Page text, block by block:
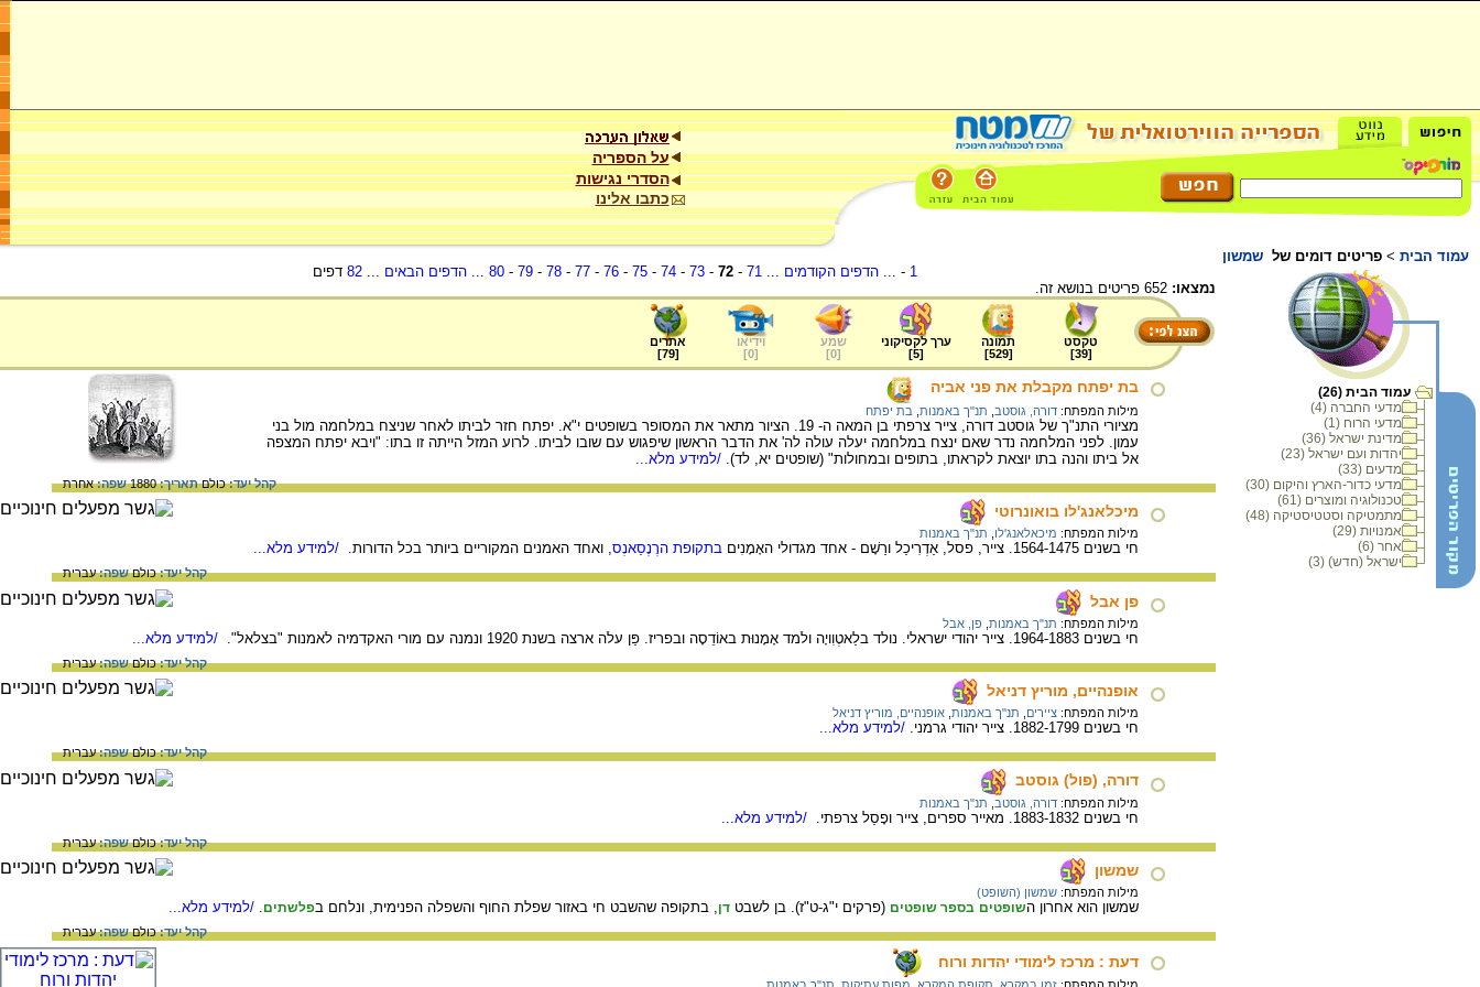
על הספריה
הסדרי נגישות
כתבו אלינו
עמוד הבית > פריטים דומים של שמשון
עמוד הבית (26)
מדעי החברה (4)
מדעי הרוח (1)
מדינת ישראל (36)
יהדות ועם ישראל (23)
מדעים (33)
מדעי כדור-הארץ והיקום (30)
טכנולוגיה ומוצרים (61)
מתמטיקה וסטטיסטיקה (48)
אמנויות (29)
אחר (6)
ישראל (חדש) (3)
1
- ...הדפים הקודמים ...
71
-
72
-
73
-
74
-
75
-
76
-
77
-
78
-
79
-
80
...הדפים הבאים ...
82 דפים
נמצאו:
טקסט
[
39
]
תמונה
[
529
]
ערך לקסיקוני
[
5
]
שמע
[
0
]
וידיאו
[
0
]
אתרים
[
79
]
בת יפתח מקבלת את פני אביה
מילות המפתח: דורה, גוסטב תנ"ך באמנות בת יפתח
מציורי התנ"ך של גוסטב דורה, צייר צרפתי בן המאה ה- 19. הציור מתאר את המסופר בשופטים י"א. יפתח חזר לביתו לאחר שניצח במלחמה מול בני
עמון. לפני המלחמה נדר שאם ינצח במלחמה יעלה עולה לה' את הדבר הראשון שיפגוש עם שובו לביתו. לרוע המזל הייתה זו בתו: "ויבא יפתח המצפה
אל ביתו והנה בתו יוצאת לקראתו, בתופים ובמחולות" (שופטים יא, לד). /למידע מלא...
קהל יעד:כולםתאריך:1880 שפה:אחרת
מיכלאנג'לו בואונרוטי
מילות המפתח: מיכאלאנג'לו תנ"ך באמנות
חי בשנים 1564-1475. צייר, פסל, אַדְרִיכַל ורַשָׁם - אחד מגדולי האָמָנִים בתקופת הרֶנֶסַאנְס, ואחד האמנים המקוריים ביותר בכל הדורות. /למידע מלא...
קהל יעד:כולםשפה:עברית
פן אבל
מילות המפתח: תנ"ך באמנות פן, אבל
חי בשנים 1964-1883. צייר יהודי ישראלי. נולד בלַאטְוִויָה ולמד אָמָנוּת באוֹדֵסָה ובפריז. פַּן עלה ארצה בשנת 1920 ונמנה עם מורי האקדמיה לאמנות "בצלאל". /למידע מלא...
קהל יעד:כולםשפה:עברית
אופנהיים, מוריץ דניאל
מילות המפתח: ציירים תנ"ך באמנות אופנהיים, מוריץ דניאל
חי בשנים 1882-1799. צייר יהודי גרמני. /למידע מלא...
קהל יעד:כולםשפה:עברית
דורה, (פול) גוסטב
מילות המפתח: דורה, גוסטב תנ"ך באמנות
חי בשנים 1883-1832. מאייר ספרים, צייר ופָסַל צרפתי. /למידע מלא...
קהל יעד:כולםשפה:עברית
שמשון
מילות המפתח: שמשון (השופט)
שמשון הוא אחרון השופטים בספר שופטים (פרקים י"ג-ט"ז). בן לשבט דן , בתקופה שהשבט חי באזור שפלת החוף והשפלה הפנימית, ונלחם בפלשתים /למידע מלא...
קהל יעד:כולםשפה:עברית
דעת : מרכז לימודי יהדות ורוח